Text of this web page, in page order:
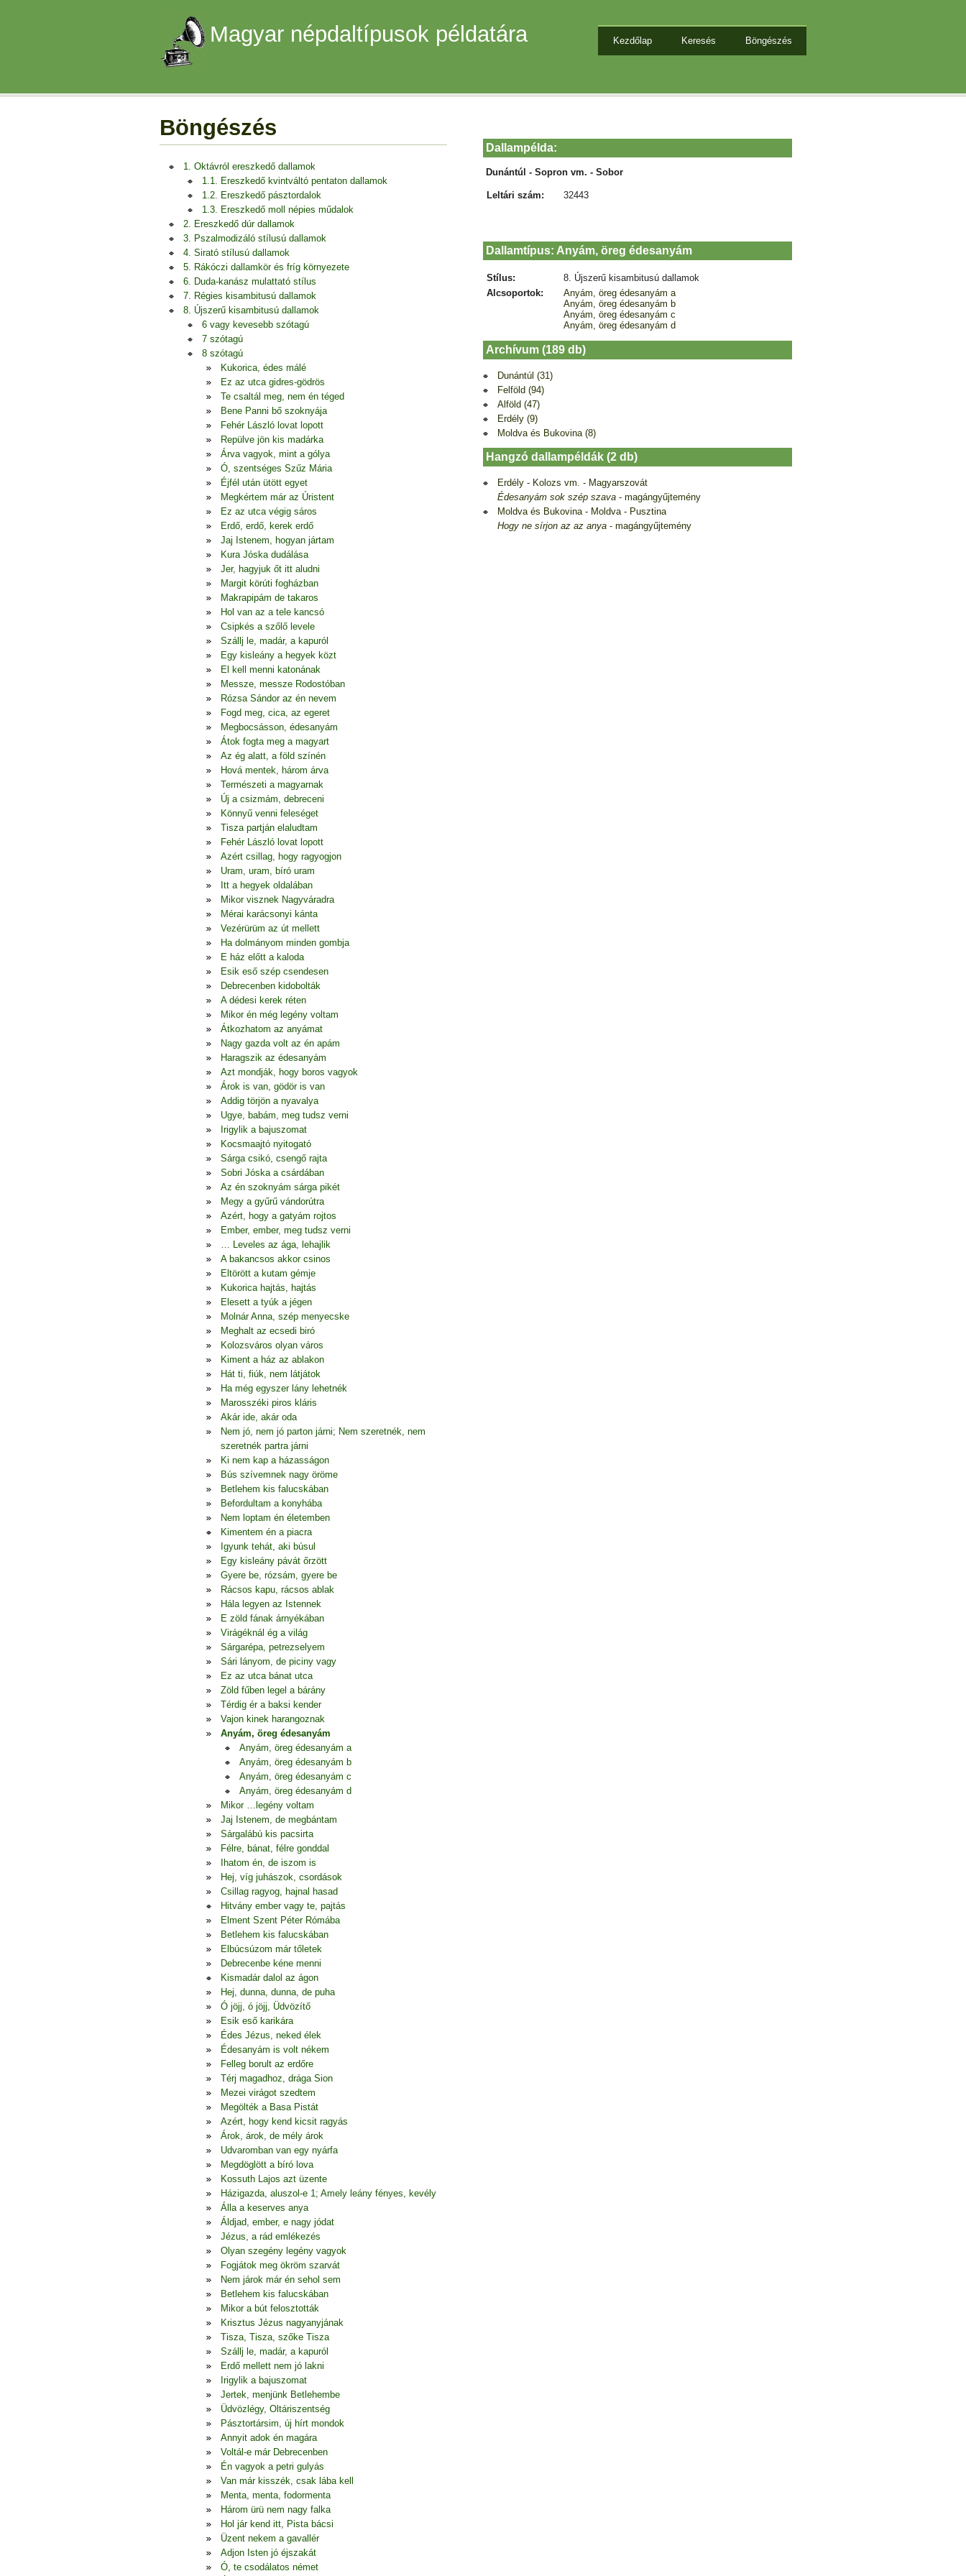
Magyar népdaltípusok példatára Kezdőlap Keresés Böngészés
Böngészés
1. Oktávról ereszkedő dallamok
1.1. Ereszkedő kvintváltó pentaton dallamok
1.2. Ereszkedő pásztordalok
1.3. Ereszkedő moll népies műdalok
2. Ereszkedő dúr dallamok
3. Pszalmodizáló stílusú dallamok
4. Sirató stílusú dallamok
5. Rákóczi dallamkör és fríg környezete
6. Duda-kanász mulattató stílus
7. Régies kisambitusú dallamok
8. Újszerű kisambitusú dallamok
6 vagy kevesebb szótagú
7 szótagú
8 szótagú
Kukorica, édes málé
Ez az utca gidres-gödrös
Te csaltál meg, nem én téged
Bene Panni bő szoknyája
Fehér László lovat lopott
Repülve jön kis madárka
Árva vagyok, mint a gólya
Ó, szentséges Szűz Mária
Éjfél után ütött egyet
Megkértem már az Úristent
Ez az utca végig sáros
Erdő, erdő, kerek erdő
Jaj Istenem, hogyan jártam
Kura Jóska dudálása
Jer, hagyjuk őt itt aludni
Margit körúti fogházban
Makrapipám de takaros
Hol van az a tele kancsó
Csipkés a szőlő levele
Szállj le, madár, a kapuról
Egy kisleány a hegyek közt
El kell menni katonának
Messze, messze Rodostóban
Rózsa Sándor az én nevem
Fogd meg, cica, az egeret
Megbocsásson, édesanyám
Átok fogta meg a magyart
Az ég alatt, a föld színén
Hová mentek, három árva
Természeti a magyarnak
Új a csizmám, debreceni
Könnyű venni feleséget
Tisza partján elaludtam
Fehér László lovat lopott
Azért csillag, hogy ragyogjon
Uram, uram, bíró uram
Itt a hegyek oldalában
Mikor visznek Nagyváradra
Mérai karácsonyi kánta
Vezérürüm az út mellett
Ha dolmányom minden gombja
E ház előtt a kaloda
Esik eső szép csendesen
Debrecenben kidobolták
A dédesi kerek réten
Mikor én még legény voltam
Átkozhatom az anyámat
Nagy gazda volt az én apám
Haragszik az édesanyám
Azt mondják, hogy boros vagyok
Árok is van, gödör is van
Addig törjön a nyavalya
Ugye, babám, meg tudsz verni
Irigylik a bajuszomat
Kocsmaajtó nyitogató
Sárga csikó, csengő rajta
Sobri Jóska a csárdában
Az én szoknyám sárga pikét
Megy a gyűrű vándorútra
Azért, hogy a gatyám rojtos
Ember, ember, meg tudsz verni
… Leveles az ága, lehajlik
A bakancsos akkor csinos
Eltörött a kutam gémje
Kukorica hajtás, hajtás
Elesett a tyúk a jégen
Molnár Anna, szép menyecske
Meghalt az ecsedi biró
Kolozsváros olyan város
Kiment a ház az ablakon
Hát ti, fiúk, nem látjátok
Ha még egyszer lány lehetnék
Marosszéki piros kláris
Akár ide, akár oda
Nem jó, nem jó parton járni; Nem szeretnék, nem
szeretnék partra járni
Ki nem kap a házasságon
Bús szívemnek nagy öröme
Betlehem kis falucskában
Befordultam a konyhába
Nem loptam én életemben
Kimentem én a piacra
Igyunk tehát, aki búsul
Egy kisleány pávát őrzött
Gyere be, rózsám, gyere be
Rácsos kapu, rácsos ablak
Hála legyen az Istennek
E zöld fának árnyékában
Virágéknál ég a világ
Sárgarépa, petrezselyem
Sári lányom, de piciny vagy
Ez az utca bánat utca
Zöld fűben legel a bárány
Térdig ér a baksi kender
Vajon kinek harangoznak
Anyám, öreg édesanyám
Anyám, öreg édesanyám a
Anyám, öreg édesanyám b
Anyám, öreg édesanyám c
Anyám, öreg édesanyám d
Mikor …legény voltam
Jaj Istenem, de megbántam
Sárgalábú kis pacsirta
Félre, bánat, félre gonddal
Ihatom én, de iszom is
Hej, víg juhászok, csordások
Csillag ragyog, hajnal hasad
Hitvány ember vagy te, pajtás
Elment Szent Péter Rómába
Betlehem kis falucskában
Elbúcsúzom már tőletek
Debrecenbe kéne menni
Kismadár dalol az ágon
Hej, dunna, dunna, de puha
Ó jöjj, ó jöjj, Üdvözítő
Esik eső karikára
Édes Jézus, neked élek
Édesanyám is volt nékem
Felleg borult az erdőre
Térj magadhoz, drága Sion
Mezei virágot szedtem
Megölték a Basa Pistát
Azért, hogy kend kicsit ragyás
Árok, árok, de mély árok
Udvaromban van egy nyárfa
Megdöglött a bíró lova
Kossuth Lajos azt üzente
Házigazda, aluszol-e 1; Amely leány fényes, kevély
Álla a keserves anya
Áldjad, ember, e nagy jódat
Jézus, a rád emlékezés
Olyan szegény legény vagyok
Fogjátok meg ökröm szarvát
Nem járok már én sehol sem
Betlehem kis falucskában
Mikor a bút felosztották
Krisztus Jézus nagyanyjának
Tisza, Tisza, szőke Tisza
Szállj le, madár, a kapuról
Erdő mellett nem jó lakni
Irigylik a bajuszomat
Jertek, menjünk Betlehembe
Üdvözlégy, Oltáriszentség
Pásztortársim, új hírt mondok
Annyit adok én magára
Voltál-e már Debrecenben
Én vagyok a petri gulyás
Van már kisszék, csak lába kell
Menta, menta, fodormenta
Három ürü nem nagy falka
Hol jár kend itt, Pista bácsi
Üzent nekem a gavallér
Adjon Isten jó éjszakát
Ó, te csodálatos német
Dallampélda:
Dunántúl - Sopron vm. - Sobor
Leltári szám: 32443
Dallamtípus: Anyám, öreg édesanyám
Stílus:
8. Újszerű kisambitusú dallamok
Alcsoportok:
Anyám, öreg édesanyám a
Anyám, öreg édesanyám b
Anyám, öreg édesanyám c
Anyám, öreg édesanyám d
Archívum (189 db)
Dunántúl (31)
Felföld (94)
Alföld (47)
Erdély (9)
Moldva és Bukovina (8)
Hangzó dallampéldák (2 db)
Erdély - Kolozs vm. - Magyarszovát
Édesanyám sok szép szava - magángyűjtemény
Moldva és Bukovina - Moldva - Pusztina
Hogy ne sírjon az az anya - magángyűjtemény